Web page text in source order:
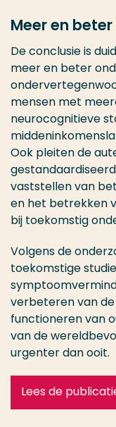
Meer en
De conclusie is
meer en beter
mensen met
neurocognitieve
Ook pleiten de
vaststellen van
en het betrekken
bij toekomstig
Volgens de
toekomstige
verbeteren van
functioneren van
van de
urgenter dan ooit.
Lees de